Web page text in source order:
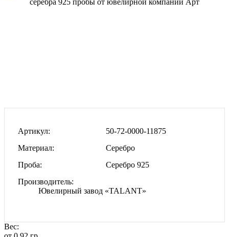
Артикул
50-72-0000-11875
Материал
Серебро
Проба
Серебро 925
Производитель
Ювелирный завод «TALANT»
Вес: